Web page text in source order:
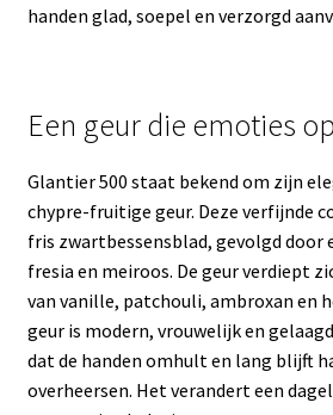
handen glad, soepel en verzorgd
Een geur die emoties
Glantier 500 staat bekend om zijn
chypre-fruitige geur. Deze verfijnde
fris zwartbessensblad, gevolgd door
fresia en meiroos. De geur verdiept
van vanille, patchouli, ambroxan en
geur is modern, vrouwelijk en
dat de handen omhult en lang blijft
overheersen. Het verandert een